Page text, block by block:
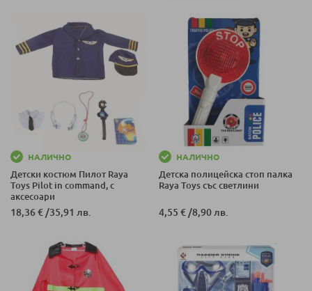
НАЛИЧНО
Детски костюм Пилот Raya
Toys Pilot in command, с
аксесоари
18,36 €/35,91 лв.
НАЛИЧНО
Детска полицейска стоп палка
Raya Toys със светлини
4,55 €/8,90 лв.